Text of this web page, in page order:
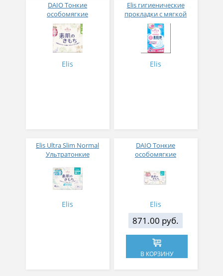
DAIO Тонкие
особомягкие
гигиенические
прокладки Elis Slim Maxi
с усиленным
впитывающим слоем с
см, 16 шт
Elis
Elis гигиенические
прокладки с мягкой
поверхностью с
крылышками (Нормал)
20,5 см, 20 шт * 2 уп
Elis
Elis Ultra Slim Normal
Ультратонкие
гигиенические
прокладки c
крылышками
Elis
DAIO Тонкие
особомягкие
прокладки Elis Slim
Normal++ с усиленным
(Нормал++) 25 см 18 шт
Elis
871.00 руб.
В КОРЗИНУ